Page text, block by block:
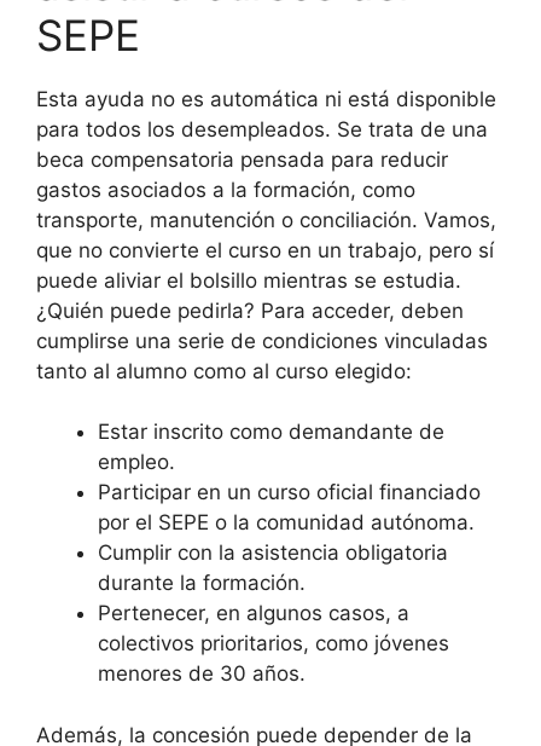
SEPE
Esta ayuda no es automática ni está disponible
para todos los desempleados. Se trata de una
beca compensatoria pensada para reducir
gastos asociados a la formación, como
transporte, manutención o conciliación. Vamos,
que no convierte el curso en un trabajo, pero sí
puede aliviar el bolsillo mientras se estudia.
¿Quién puede pedirla? Para acceder, deben
cumplirse una serie de condiciones vinculadas
tanto al alumno como al curso elegido:
Estar inscrito como demandante de
empleo.
Participar en un curso oficial financiado
por el SEPE o la comunidad autónoma.
Cumplir con la asistencia obligatoria
durante la formación.
Pertenecer, en algunos casos, a
colectivos prioritarios, como jóvenes
menores de 30 años.
Además, la concesión puede depender de la